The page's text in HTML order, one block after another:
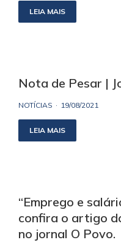
LEIA MAIS
Nota de Pesar |
NOTÍCIAS 19/08/2021
LEIA MAIS
“Emprego e
confira o artigo
no jornal O Povo.